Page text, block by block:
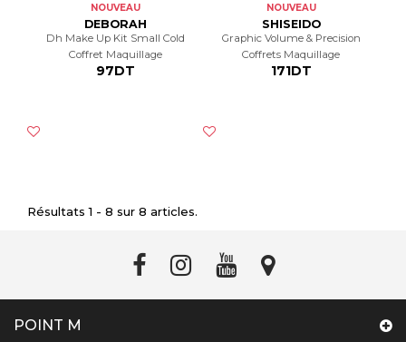
NOUVEAU
DEBORAH
Dh Make Up Kit Small Cold
Coffret Maquillage
97DT
NOUVEAU
SHISEIDO
Graphic Volume & Precision
Coffrets Maquillage
171DT
Résultats 1 - 8 sur 8 articles.
POINT M